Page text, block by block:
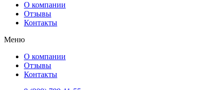
О компании
Отзывы
Контакты
Меню
О компании
Отзывы
Контакты